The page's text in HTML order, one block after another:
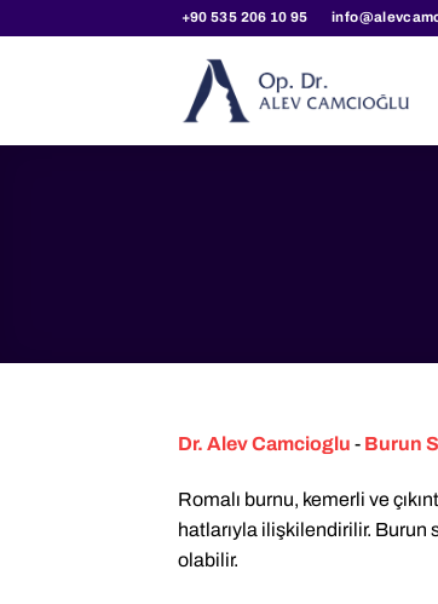
+90 535 206 10 95
Dr. Alev Camcioglu - Burun
Romalı burnu, kemerli ve
hatlarıyla ilişkilendirilir. Burun
olabilir.